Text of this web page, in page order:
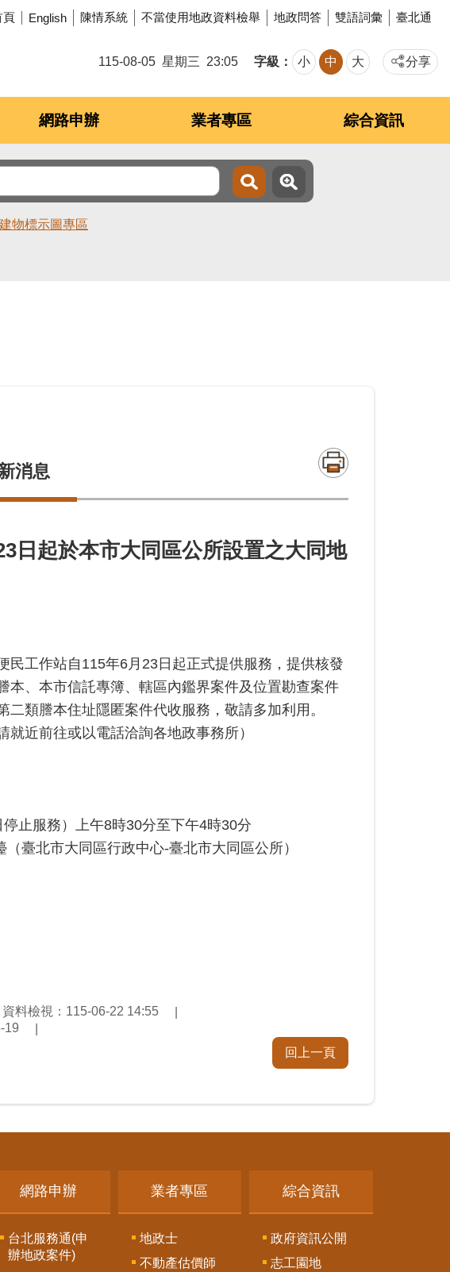
頁 English 陳情系統 不當使用地政資料檢舉 地政問答 雙語詞彙 臺北通
115-08-05 星期三 23:05 字級 小 中 大 分享
網路申辦 業者專區 綜合資訊
建物標示圖專區
消息
日起於本市大同區公所設置之大同地
工作站自115年6月23日起正式提供服務，提供核發
、本市信託專簿、轄區內鑑界案件及位置勘查案件
類謄本住址隱匿案件代收服務，敬請多加利用。
就近前往或以電話洽詢各地政事務所）
止服務）上午8時30分至下午4時30分
臺北市大同區行政中心-臺北市大同區公所）
資料檢視：115-06-22 14:55
19
回上一頁
網路申辦
台北服務通(申
辦地政案件)
業者專區
地政士
不動產估價師
綜合資訊
政府資訊公開
志工園地